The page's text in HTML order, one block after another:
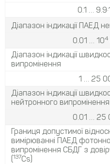
0.1 …
Діапазон індикації ПАЕД
0.01 … 104
Діапазон індикації
випромінення
1 … 25
Діапазон індикації
нейтронного
0.01 … 25
Границя допустимої
вимірюванні ПАЕД
випромінення СБДГ з
(137Cs)